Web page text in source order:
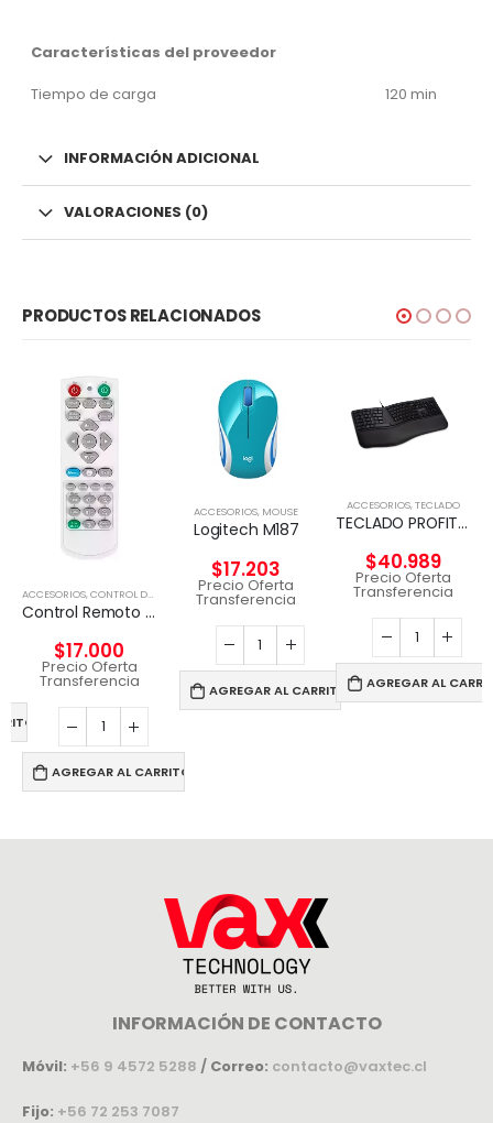
Características del proveedor
Tiempo de carga
120 min
INFORMACIÓN ADICIONAL
VALORACIONES (0)
PRODUCTOS RELACIONADOS
ACCESORIOS,CONTROL DE TV Y PROYECTOR
Control Remoto Proyector Viewsonic Q-3101, Pt5075, Px702hd
$17.000
Precio Oferta
Transferencia
AGREGAR AL CARRITO
ACCESORIOS, MOUSE
Logitech M187
$17.203
Precio Oferta
Transferencia
AGREGAR AL CARRITO
ACCESORIOS,TECLADO
TECLADO PROFIT ERGO KENSIGTON
$40.989
Precio Oferta
Transferencia
AGREGAR AL
INFORMACIÓN DE CONTACTO
Móvil: +56 9 4572 5288 / Correo: contacto@vaxtec.cl
Fijo: +56 72 253 7087